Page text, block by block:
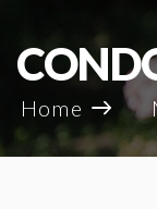
Home